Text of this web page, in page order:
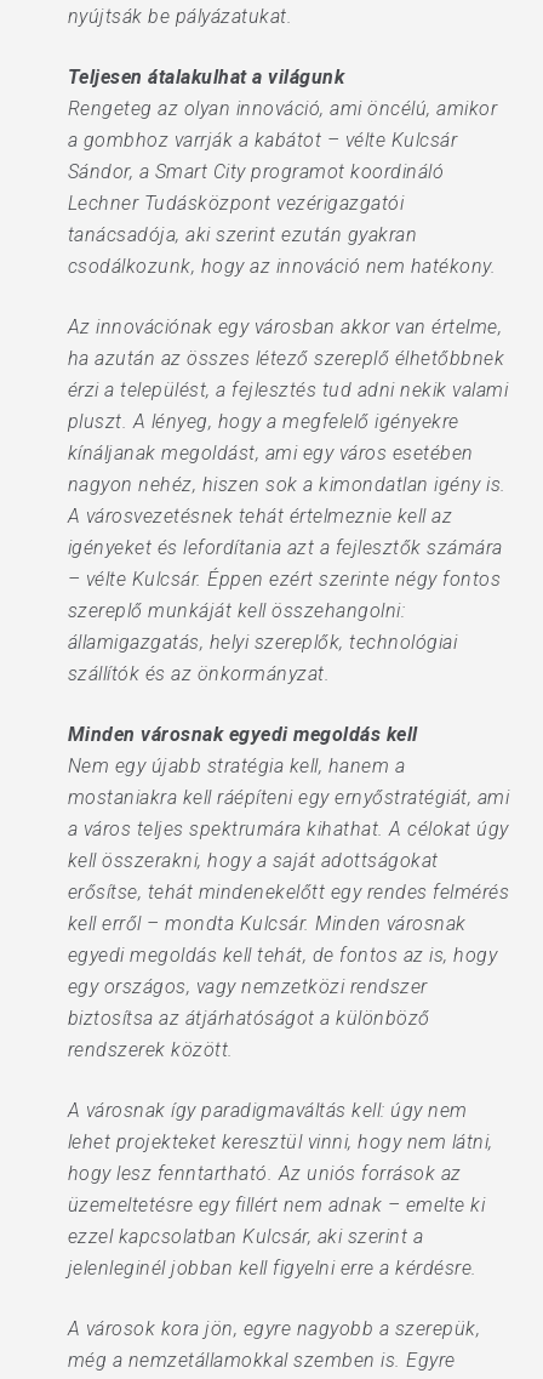
nyújtsák be pályázatukat.
Teljesen átalakulhat a világunk
Rengeteg az olyan innováció, ami öncélú, amikor
a gombhoz varrják a kabátot – vélte Kulcsár
Sándor, a Smart City programot koordináló
Lechner Tudásközpont vezérigazgatói
tanácsadója, aki szerint ezután gyakran
csodálkozunk, hogy az innováció nem hatékony.
Az innovációnak egy városban akkor van értelme,
ha azután az összes létező szereplő élhetőbbnek
érzi a települést, a fejlesztés tud adni nekik valami
pluszt. A lényeg, hogy a megfelelő igényekre
kínáljanak megoldást, ami egy város esetében
nagyon nehéz, hiszen sok a kimondatlan igény is.
A városvezetésnek tehát értelmeznie kell az
igényeket és lefordítania azt a fejlesztők számára
– vélte Kulcsár. Éppen ezért szerinte négy fontos
szereplő munkáját kell összehangolni:
államigazgatás, helyi szereplők, technológiai
szállítók és az önkormányzat.
Minden városnak egyedi megoldás kell
Nem egy újabb stratégia kell, hanem a
mostaniakra kell ráépíteni egy ernyőstratégiát, ami
a város teljes spektrumára kihathat. A célokat úgy
kell összerakni, hogy a saját adottságokat
erősítse, tehát mindenekelőtt egy rendes felmérés
kell erről – mondta Kulcsár. Minden városnak
egyedi megoldás kell tehát, de fontos az is, hogy
egy országos, vagy nemzetközi rendszer
biztosítsa az átjárhatóságot a különböző
rendszerek között.
A városnak így paradigmaváltás kell: úgy nem
lehet projekteket keresztül vinni, hogy nem látni,
hogy lesz fenntartható. Az uniós források az
üzemeltetésre egy fillért nem adnak – emelte ki
ezzel kapcsolatban Kulcsár, aki szerint a
jelenleginél jobban kell figyelni erre a kérdésre.
A városok kora jön, egyre nagyobb a szerepük,
még a nemzetállamokkal szemben is. Egyre